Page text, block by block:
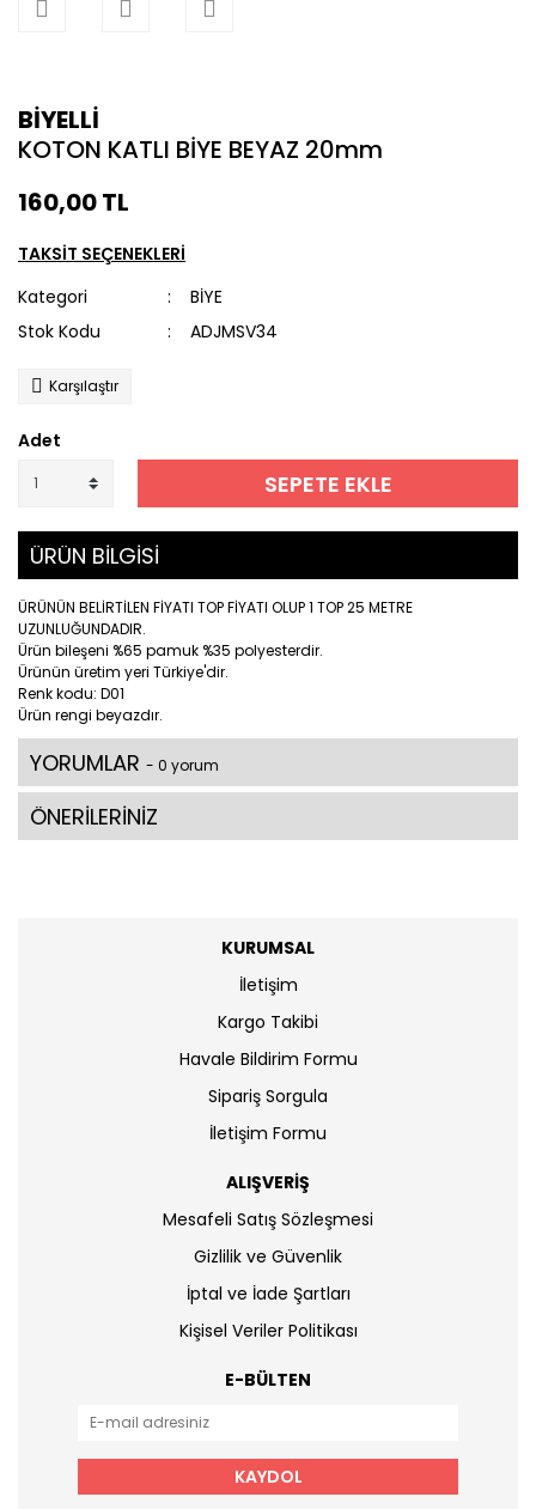
BİYELLİ
KOTON KATLI BİYE BEYAZ 20mm
160,00 TL
TAKSİT SEÇENEKLERİ
Kategori
BİYE
Stok Kodu
ADJMSV34
Karşılaştır
Adet
SEPETE EKLE
ÜRÜN BİLGİSİ
ÜRÜNÜN BELİRTİLEN FİYATI TOP FİYATI OLUP 1 TOP 25 METRE
UZUNLUĞUNDADIR.
Ürün bileşeni %65 pamuk %35 polyesterdir.
Ürünün üretim yeri Türkiye'dir.
Renk kodu: D01
Ürün rengi beyazdır.
YORUMLAR - 0 yorum
ÖNERİLERİNİZ
KURUMSAL
İletişim
Kargo Takibi
Havale Bildirim Formu
Sipariş Sorgula
İletişim Formu
ALIŞVERİŞ
Mesafeli Satış Sözleşmesi
Gizlilik ve Güvenlik
İptal ve İade Şartları
Kişisel Veriler Politikası
E-BÜLTEN
KAYDOL